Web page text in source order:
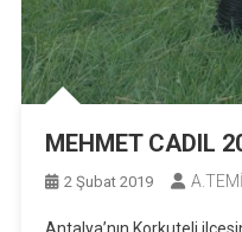
MEHMET CADIL
2 Şubat 2019